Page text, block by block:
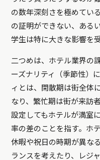
の数年深刻さを極めてい
の証明ができない、ある
学生は特に大きな影響を受
二つめは、ホテル業界の
ーズナリティ（季節性）
ィとは、閑散期は街全体
なり、繁忙期は街が来訪
設定してもホテルが満室
率の差のことを指す。ホ
休暇や祝日の時期が異な
ランスを考えたり、レジ